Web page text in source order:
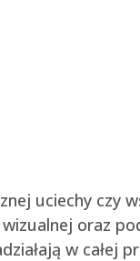
uciechy czy
oraz
w całej